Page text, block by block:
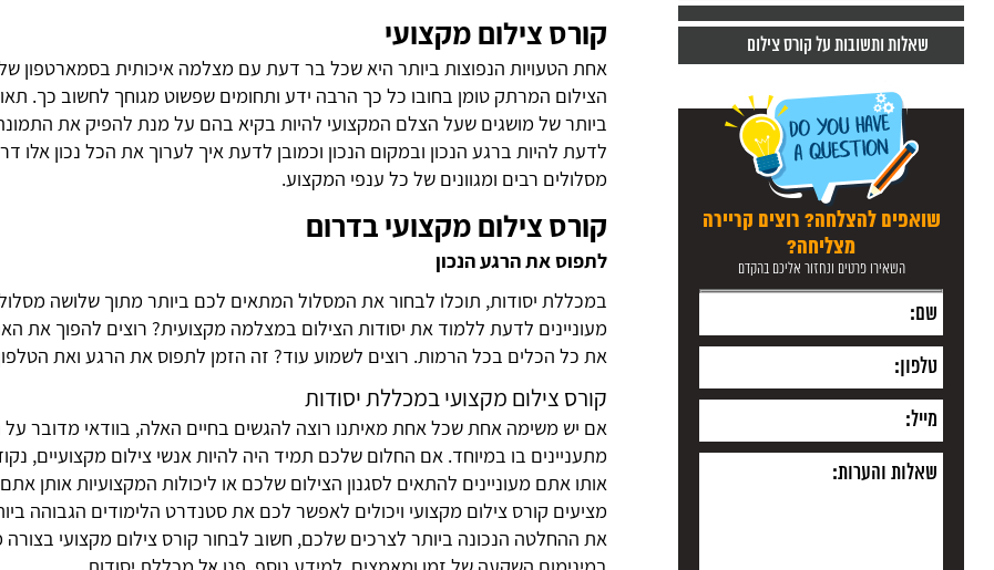
שאלות ותשובות על קורס צילום
שואפים להצלחה? רוצים קריירה
מצליחה?
השאירו פרטים ונחזור אליכם בהקדם
קורס צילום מקצועי
אחת הטעויות הנפוצות ביותר היא שכל בר דעת עם מצלמה איכותית בסמארטפון
הצילום המרתק טומן בחובו כל כך הרבה ידע ותחומים שפשוט מגוחך לחשוב כך.
ביותר של מושגים שעל הצלם המקצועי להיות בקיא בהם על מנת להפיק את התמונה
לדעת להיות ברגע הנכון ובמקום הנכון וכמובן לדעת איך לערוך את הכל נכון אלו
מסלולים רבים ומגוונים של כל ענפי המקצוע.
קורס צילום מקצועי בדרום
לתפוס את הרגע הנכון
במכללת יסודות, תוכלו לבחור את המסלול המתאים לכם ביותר מתוך שלושה
מעוניינים לדעת ללמוד את יסודות הצילום במצלמה מקצועית? רוצים להפוך את
את כל הכלים בכל הרמות. רוצים לשמוע עוד? זה הזמן לתפוס את הרגע ואת
קורס צילום מקצועי במכללת יסודות
אם יש משימה אחת שכל אחת מאיתנו רוצה להגשים בחיים האלה, בוודאי מדובר
מתעניינים בו במיוחד. אם החלום שלכם תמיד היה להיות אנשי צילום מקצועיים,
אותו אתם מעוניינים להתאים לסגנון הצילום שלכם או ליכולות המקצועיות אותן
מציעים קורס צילום מקצועי ויכולים לאפשר לכם את סטנדרט הלימודים הגבוהה
את ההחלטה הנכונה ביותר לצרכים שלכם, חשוב לבחור קורס צילום מקצועי